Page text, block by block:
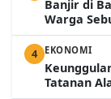
Banjir di
Warga
4 EKONOMI
Tatanan